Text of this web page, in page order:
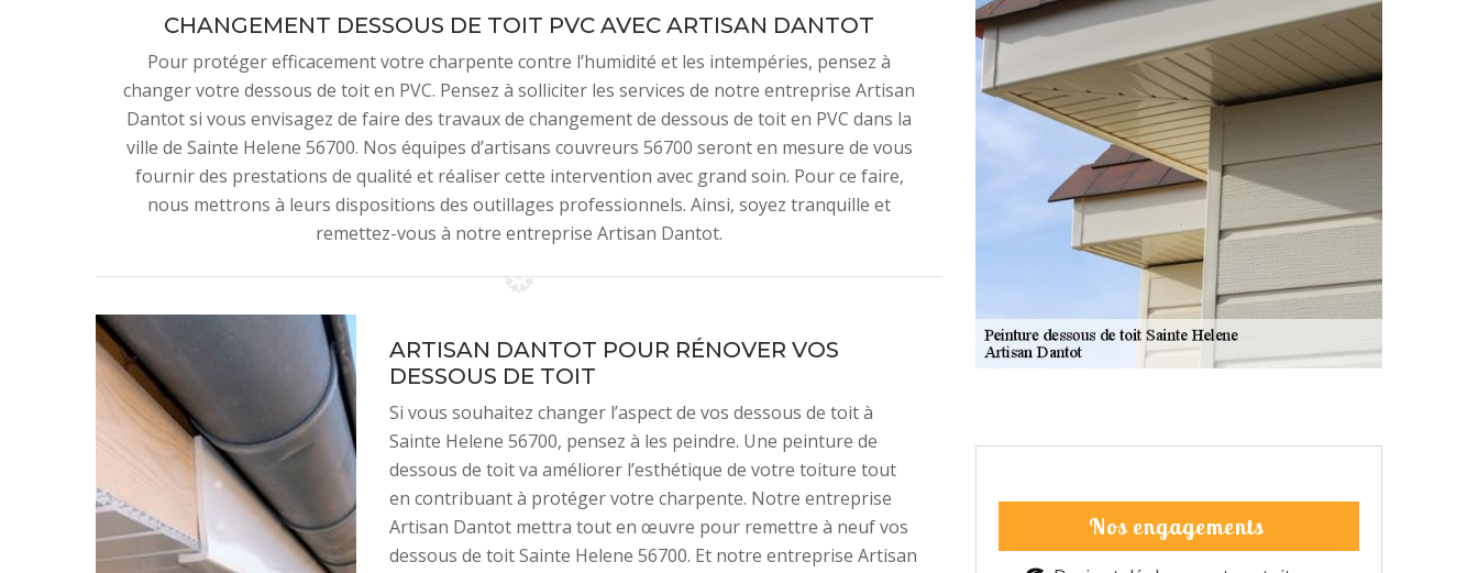
CHANGEMENT DESSOUS DE TOIT PVC AVEC ARTISAN DANTOT
Pour protéger efficacement votre charpente contre l’humidité et les intempéries, pensez à
changer votre dessous de toit en PVC. Pensez à solliciter les services de notre entreprise Artisan
Dantot si vous envisagez de faire des travaux de changement de dessous de toit en PVC dans la
ville de Sainte Helene 56700. Nos équipes d’artisans couvreurs 56700 seront en mesure de vous
fournir des prestations de qualité et réaliser cette intervention avec grand soin. Pour ce faire,
nous mettrons à leurs dispositions des outillages professionnels. Ainsi, soyez tranquille et
remettez-vous à notre entreprise Artisan Dantot.
ARTISAN DANTOT POUR RÉNOVER VOS
DESSOUS DE TOIT
Si vous souhaitez changer l’aspect de vos dessous de toit à
Sainte Helene 56700, pensez à les peindre. Une peinture de
dessous de toit va améliorer l’esthétique de votre toiture tout
en contribuant à protéger votre charpente. Notre entreprise
Artisan Dantot mettra tout en œuvre pour remettre à neuf vos
dessous de toit Sainte Helene 56700. Et notre entreprise Artisan
Nos engagements